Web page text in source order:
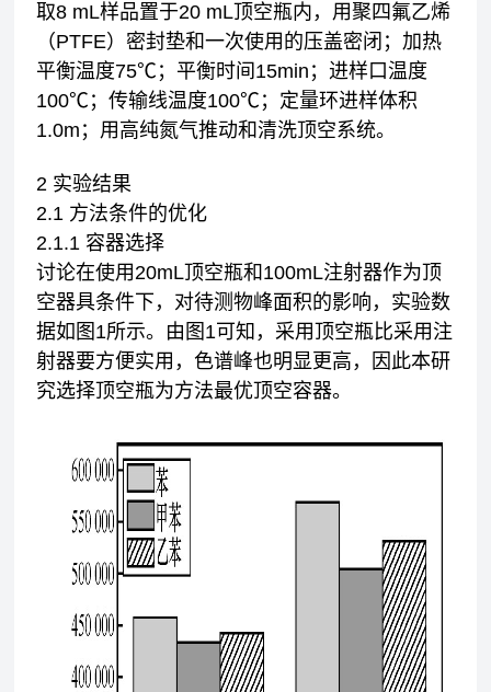
取8 mL样品置于20 mL顶空瓶内，用聚四氟乙烯
（PTFE）密封垫和一次使用的压盖密闭；加热
平衡温度75℃；平衡时间15min；进样口温度
100℃；传输线温度100℃；定量环进样体积
1.0m；用高纯氮气推动和清洗顶空系统。
2 实验结果
2.1 方法条件的优化
2.1.1 容器选择
讨论在使用20mL顶空瓶和100mL注射器作为顶
空器具条件下，对待测物峰面积的影响，实验数
据如图1所示。由图1可知，采用顶空瓶比采用注
射器要方便实用，色谱峰也明显更高，因此本研
究选择顶空瓶为方法最优顶空容器。